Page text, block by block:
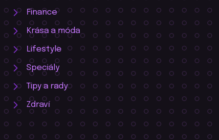
Finance
Krása a móda
Lifestyle
Speciály
Tipy a rady
Zdraví